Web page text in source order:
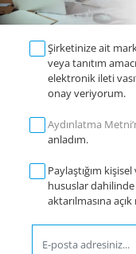
Şirketinize ait
veya tanıtım
elektronik ileti
onay veriyorum.
Aydınlatma
anladım.
Paylaştığım
hususlar
aktarılmasına